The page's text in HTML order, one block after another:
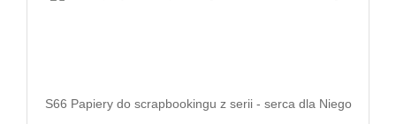
S66 Papiery do scrapbookingu z serii - serca dla Niego